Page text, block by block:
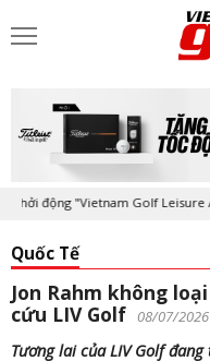
động "Vietnam Golf Leisure
Quốc Tế
Jon Rahm không
cứu LIV Golf 08/07/2026
Tương lai của LIV Golf